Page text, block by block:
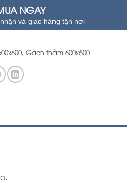
NGAY
và giao hàng tận nơi
, Gạch thảm 600x600